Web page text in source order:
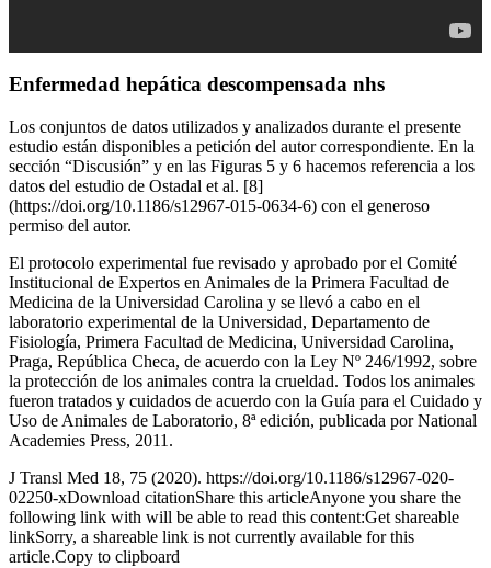
Enfermedad hepática descompensada nhs
Los conjuntos de datos utilizados y analizados durante el presente
estudio están disponibles a petición del autor correspondiente. En la
sección “Discusión” y en las Figuras 5 y 6 hacemos referencia a los
datos del estudio de Ostadal et al. [8]
(https://doi.org/10.1186/s12967-015-0634-6) con el generoso
permiso del autor.
El protocolo experimental fue revisado y aprobado por el Comité
Institucional de Expertos en Animales de la Primera Facultad de
Medicina de la Universidad Carolina y se llevó a cabo en el
laboratorio experimental de la Universidad, Departamento de
Fisiología, Primera Facultad de Medicina, Universidad Carolina,
Praga, República Checa, de acuerdo con la Ley Nº 246/1992, sobre
la protección de los animales contra la crueldad. Todos los animales
fueron tratados y cuidados de acuerdo con la Guía para el Cuidado y
Uso de Animales de Laboratorio, 8ª edición, publicada por National
Academies Press, 2011.
J Transl Med 18, 75 (2020). https://doi.org/10.1186/s12967-020-
02250-xDownload citationShare this articleAnyone you share the
following link with will be able to read this content:Get shareable
linkSorry, a shareable link is not currently available for this
article.Copy to clipboard